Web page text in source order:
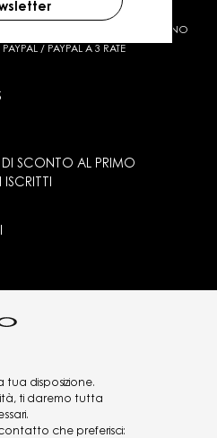
CARTA DI CREDITO CONTRASSEGNO
/ PAYPAL A 3 RATE
DI SCONTO AL PRIMO
tua disposizione.
ti daremo tutta
che preferisci: